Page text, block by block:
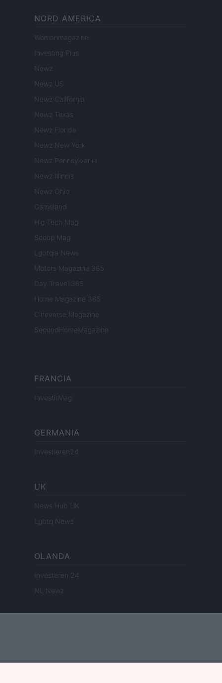
NORD AMERICA
Womanmagazine
Investing Plus
Newz
Newz US
Newz California
Newz Texas
Newz Florida
Newz New York
Newz Pennsylvania
Newz Illinois
Newz Ohio
Gameland
Hig Tech Mag
Scoop Mag
Lgbtqia News
Motors Magazine 365
Day Travel 365
Home Magazine 365
Cineverse Magazine
SecondHomeMagazine
FRANCIA
InvestirMag
GERMANIA
Investieren24
UK
News Hub UK
Lgbtq News
OLANDA
Investeren 24
NL Newz